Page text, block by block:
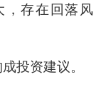
，存在回落风
投资建议。